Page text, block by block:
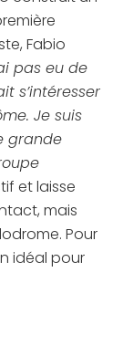
Fabio
pas eu de
s’intéresser
Je suis
grande
et laisse
mais
Pour
idéal pour